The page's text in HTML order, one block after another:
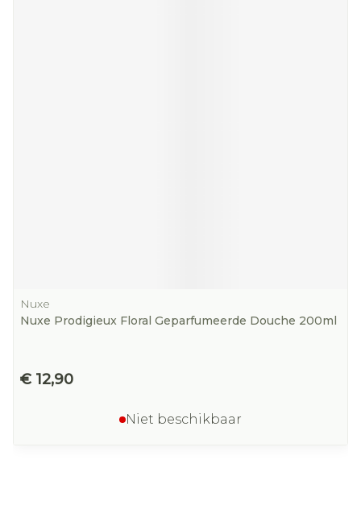
Nuxe
Nuxe Prodigieux Floral Geparfumeerde Douche 200ml
€ 12,90
Niet beschikbaar